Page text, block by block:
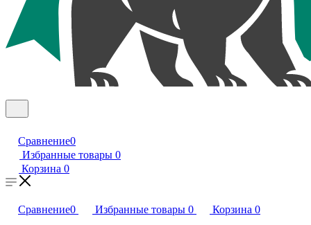
Сравнение0
Избранные товары 0
Корзина 0
Сравнение0 Избранные товары 0 Корзина 0